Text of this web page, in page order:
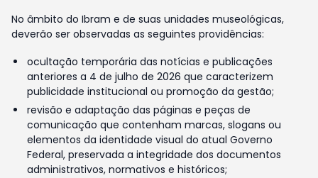
No âmbito do Ibram e de suas unidades museológicas,
deverão ser observadas as seguintes providências:
ocultação temporária das notícias e publicações
anteriores a 4 de julho de 2026 que caracterizem
publicidade institucional ou promoção da gestão;
revisão e adaptação das páginas e peças de
comunicação que contenham marcas, slogans ou
elementos da identidade visual do atual Governo
Federal, preservada a integridade dos documentos
administrativos, normativos e históricos;